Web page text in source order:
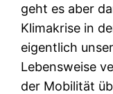
geht es aber
Klimakrise in
eigentlich
Lebensweise
der Mobilität